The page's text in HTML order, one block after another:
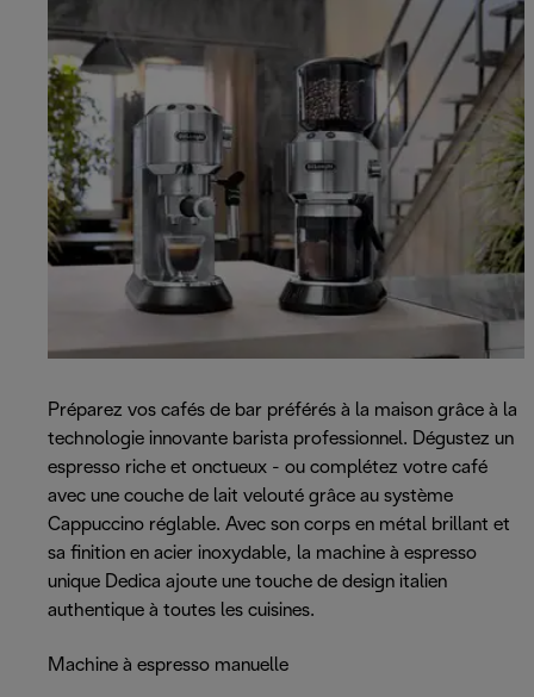
Préparez vos cafés de bar préférés à la maison grâce à la
technologie innovante barista professionnel. Dégustez un
espresso riche et onctueux - ou complétez votre café
avec une couche de lait velouté grâce au système
Cappuccino réglable. Avec son corps en métal brillant et
sa finition en acier inoxydable, la machine à espresso
unique Dedica ajoute une touche de design italien
authentique à toutes les cuisines.
Machine à espresso manuelle